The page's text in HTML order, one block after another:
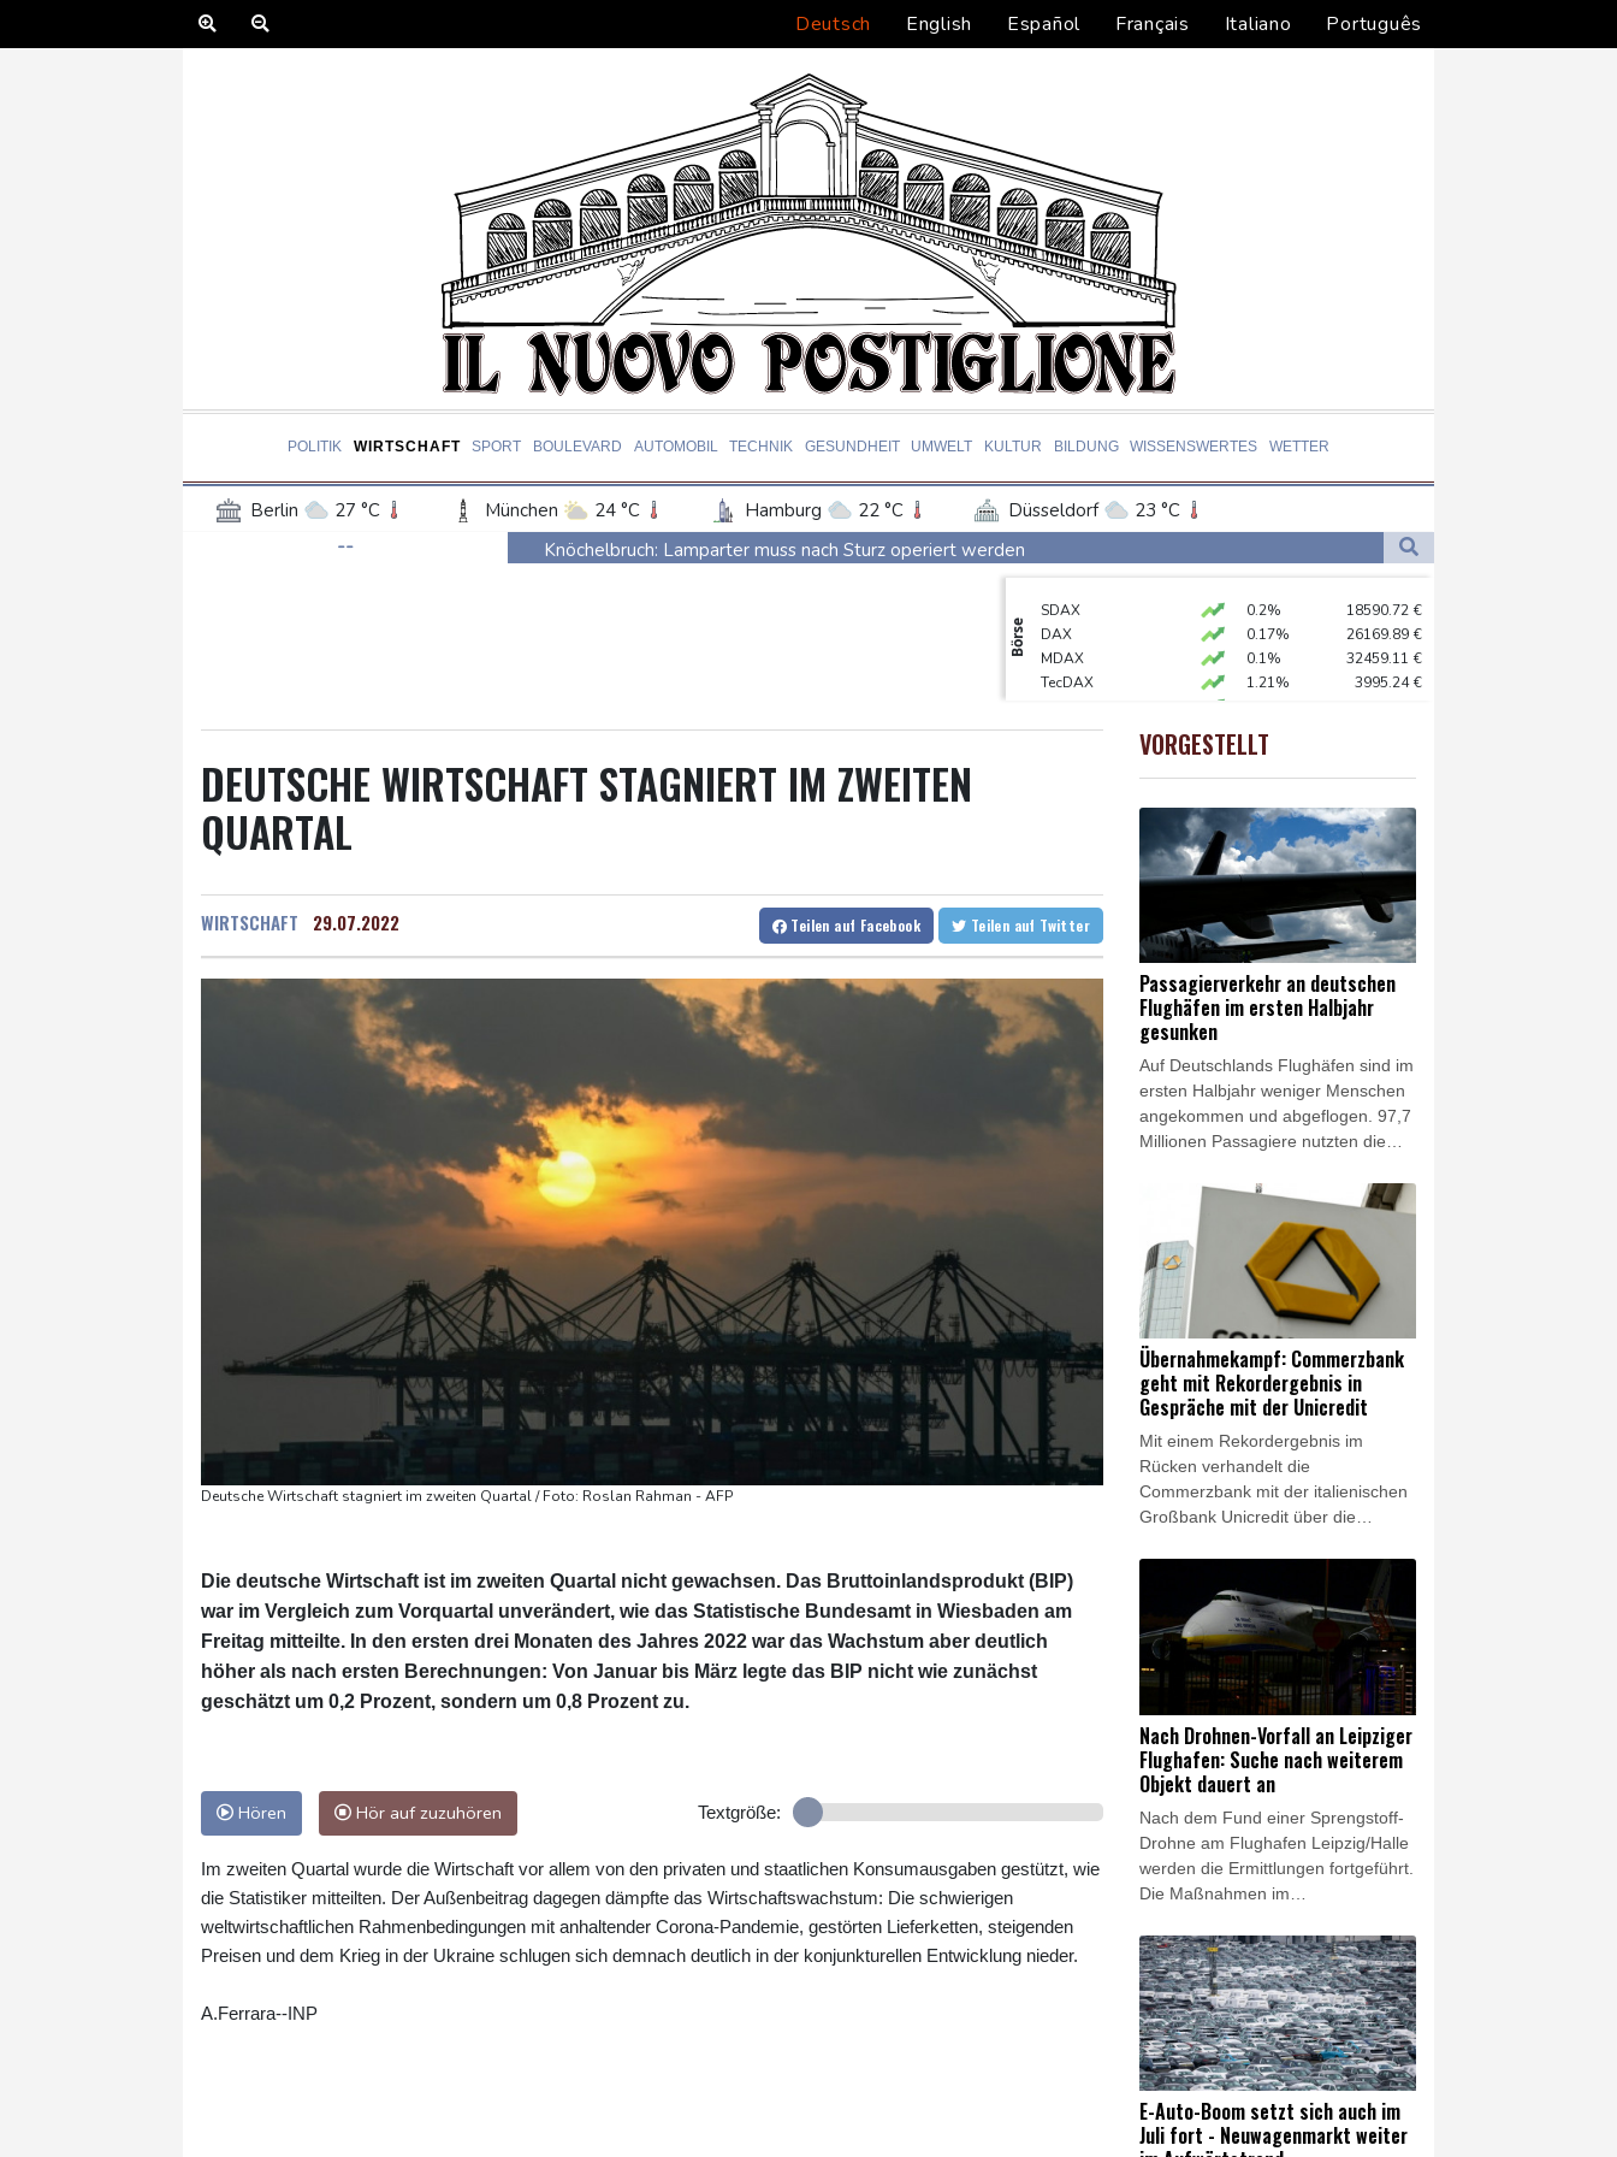
Deutsch English Español Français Italiano Português
POLITIK WIRTSCHAFT SPORT BOULEVARD AUTOMOBIL TECHNIK GESUNDHEIT UMWELT KULTUR BILDUNG WISSENSWERTES WETTER
Berlin 27 °C München 24 °C Hamburg 22 °C Düsseldorf
23 °C
Frankfurt am Main
Potsdam 26 °C Leipzig 29 °C
Bremen
Wien
--
Knöchelbruch: Lamparter muss nach Sturz operiert werden
Schauspielerin Iris Berben bekommt Deutschen Kulturpolitikpreis
Passagierverkehr an deutschen Flughäfen im ersten Halbjahr gesunken
Papst Leo bei Besuch in Assisi von tausenden jungen Menschen begeistert empfangen
Hausärzte kritisieren Untätigkeit der Regierung in Hitzekrise
Übernahmekampf: Commerzbank geht mit Rekordergebnis in Gespräche mit der Unicredit
Nach Drohnen-Vorfall an Leipziger Flughafen: Suche nach weiterem Objekt dauert an
Börse
SDAX 0.2% 18590.72 €
DAX
0.17% 26169.89 €
MDAX
0.1% 32459.11 €
TecDAX
1.21% 3995.24 €
Goldpreis
0.36%
-0.08%
DEUTSCHE WIRTSCHAFT STAGNIERT IM ZWEITEN
QUARTAL
WIRTSCHAFT 29.07.2022 Teilen auf Facebook Teilen auf Twitter
Deutsche Wirtschaft stagniert im zweiten Quartal / Foto: Roslan Rahman - AFP
Die deutsche Wirtschaft ist im zweiten Quartal nicht gewachsen. Das Bruttoinlandsprodukt (BIP)
war im Vergleich zum Vorquartal unverändert, wie das Statistische Bundesamt in Wiesbaden am
Freitag mitteilte. In den ersten drei Monaten des Jahres 2022 war das Wachstum aber deutlich
höher als nach ersten Berechnungen: Von Januar bis März legte das BIP nicht wie zunächst
geschätzt um 0,2 Prozent, sondern um 0,8 Prozent zu.
Hören Hör auf zuzuhören Textgröße:
Im zweiten Quartal wurde die Wirtschaft vor allem von den privaten und staatlichen Konsumausgaben gestützt, wie
die Statistiker mitteilten. Der Außenbeitrag dagegen dämpfte das Wirtschaftswachstum: Die schwierigen
weltwirtschaftlichen Rahmenbedingungen mit anhaltender Corona-Pandemie, gestörten Lieferketten, steigenden
Preisen und dem Krieg in der Ukraine schlugen sich demnach deutlich in der konjunkturellen Entwicklung nieder.
A.Ferrara--INP
VORGESTELLT
Passagierverkehr an deutschen
Flughäfen im ersten Halbjahr
gesunken
Auf Deutschlands Flughäfen sind im
ersten Halbjahr weniger Menschen
angekommen und abgeflogen. 97,7
Millionen Passagiere nutzten die
weniger als im Vorjahreszeitraum,
teilte der Bundesverband der
Deutschen Luftverkehrswirtschaft
(BDL) am Donnerstag mit. Zugleich
sei das Sitzplatzangebot für Flüge
ab Deutschland um ein Prozent
gesunken, das entspreche 85
Prozent des Niveaus vor der
Coronapandemie.
Übernahmekampf: Commerzbank
geht mit Rekordergebnis in
Gespräche mit der Unicredit
Mit einem Rekordergebnis im
Rücken verhandelt die
Commerzbank mit der italienischen
Großbank Unicredit über die
wir Gespräche aufgenommen",
sagte Commerzbank-Chefin Bettina
Orlopp am Donnerstag bei Vorlage
der Halbjahresbilanz. Sie will am
bisherigen Geschäftsmodell der
Bank festhalten - der Plan von
Unicredit für die Commerzbank
berge "erhebliche
Umsetzungsrisiken", warnte sie.
Nach Drohnen-Vorfall an Leipziger
Flughafen: Suche nach weiterem
Objekt dauert an
Nach dem Fund einer Sprengstoff-
Drohne am Flughafen Leipzig/Halle
werden die Ermittlungen fortgeführt.
Die Maßnahmen im
verdächtigen Objekt dauerten am
Donnerstag an, wie ein Sprecher
der Generalstaatsanwaltschaft
Dresden sagte. Auch eine
Sprecherin des
Landeskriminalamtes Sachsen
(LKA) betonte, die Spurensuche auf
dem Flughafengelände sei am
Donnerstag fortgesetzt worden.
E-Auto-Boom setzt sich auch im
Juli fort - Neuwagenmarkt weiter